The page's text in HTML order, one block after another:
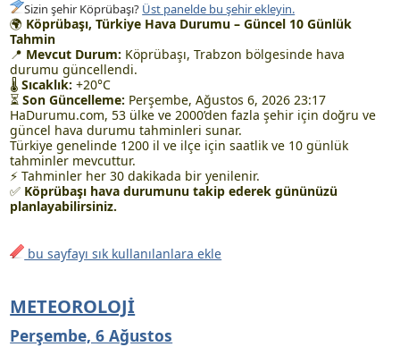
Sizin şehir Köprübaşı? Üst panelde bu şehir ekleyin.
🌍 Köprübaşı, Türkiye Hava Durumu – Güncel 10 Günlük
Tahmin
📍 Mevcut Durum: Köprübaşı, Trabzon bölgesinde hava
durumu güncellendi.
🌡Sıcaklık: +20°C
⏳Son Güncelleme: Perşembe, Ağustos 6, 2026 23:17
HaDurumu.com, 53 ülke ve 2000’den fazla şehir için doğru ve
güncel hava durumu tahminleri sunar.
Türkiye genelinde 1200 il ve ilçe için saatlik ve 10 günlük
tahminler mevcuttur.
⚡ Tahminler her 30 dakikada bir yenilenir.
✅ Köprübaşı hava durumunu takip ederek gününüzü
planlayabilirsiniz.
bu sayfayı sık kullanılanlara ekle
METEOROLOJI
Perşembe, 6 Ağustos